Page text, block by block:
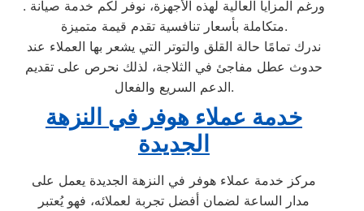
. ورغم المزايا العالية لهذه الأجهزة، نوفر لكم خدمة صيانة
متكاملة بأسعار تنافسية تقدم قيمة متميزة.
ندرك تمامًا حالة القلق والتوتر التي يشعر بها العملاء عند
حدوث عطل مفاجئ في الثلاجة، لذلك نحرص على تقديم
الدعم السريع والفعال.
خدمة عملاء هوفر في النزهة
الجديدة
مركز خدمة عملاء هوفر في النزهة الجديدة يعمل على
مدار الساعة لضمان أفضل تجربة لعملائه، فهو يُعتبر